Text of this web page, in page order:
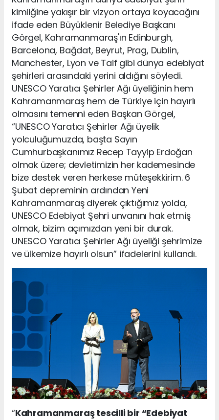
kimliğine yakışır bir vizyon ortaya koyacağını
ifade eden Büyüklenir Belediye Başkanı
Görgel, Kahramanmaraş'ın Edinburgh,
Barcelona, Bağdat, Beyrut, Prag, Dublin,
Manchester, Lyon ve Taif gibi dünya edebiyat
şehirleri arasındaki yerini aldığını söyledi.
UNESCO Yaratıcı Şehirler Ağı üyeliğinin hem
Kahramanmaraş hem de Türkiye için hayırlı
olmasını temenni eden Başkan Görgel,
“UNESCO Yaratıcı Şehirler Ağı üyelik
yolculuğumuzda, başta Sayın
Cumhurbaşkanımız Recep Tayyip Erdoğan
olmak üzere; devletimizin her kademesinde
bize destek veren herkese müteşekkirim. 6
Şubat depreminin ardından Yeni
Kahramanmaraş diyerek çıktığımız yolda,
UNESCO Edebiyat Şehri unvanını hak etmiş
olmak, bizim açımızdan yeni bir durak.
UNESCO Yaratıcı Şehirler Ağı üyeliği şehrimize
ve ülkemize hayırlı olsun” ifadelerini kullandı.
“Kahramanmaraş tescilli bir “Edebiyat